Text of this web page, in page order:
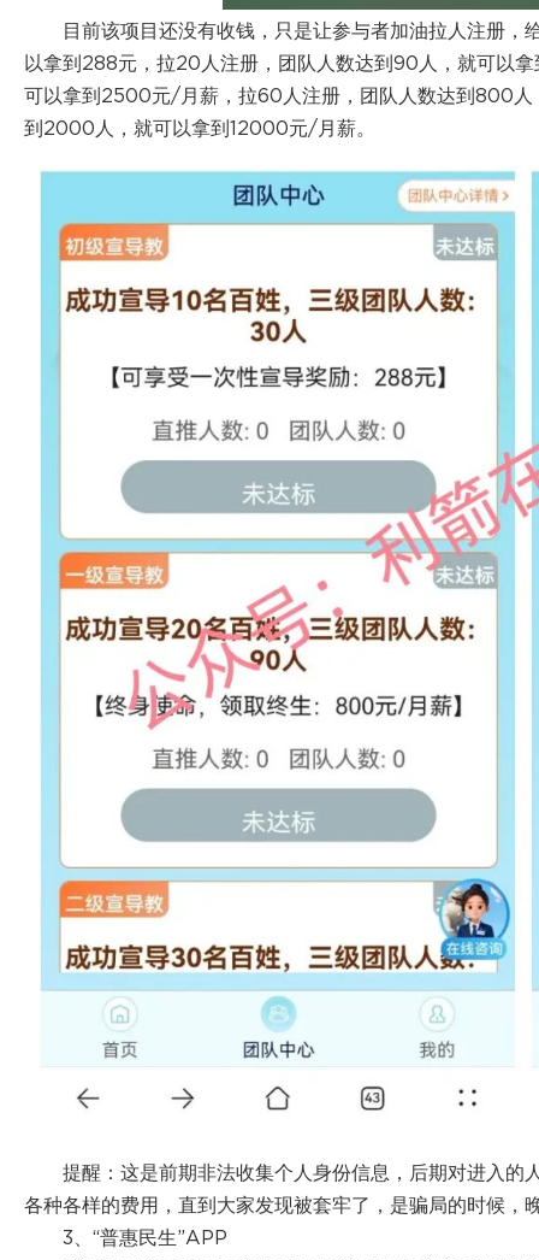
目前该项目还没有收钱，只是让参与者加油拉人注册，
以拿到288元，拉20人注册，团队人数达到90人，就可以
可以拿到2500元/月薪，拉60人注册，团队人数达到800
到2000人，就可以拿到12000元/月薪。
提醒：这是前期非法收集个人身份信息，后期对进入的
各种各样的费用，直到大家发现被套牢了，是骗局的时候，
3、“普惠民生”APP